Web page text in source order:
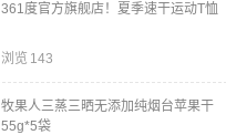
361度官方旗舰店！夏季速干运动T恤
浏览 143
牧果人三蒸三晒无添加纯烟台苹果干
55g*5袋